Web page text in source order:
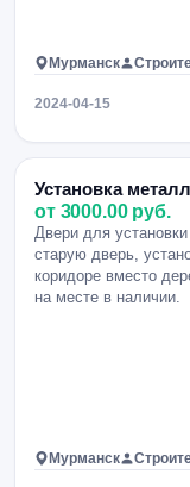
Мурманск
2024-04-15
Установка
от 3000.00 руб.
Двери для
старую дверь,
коридоре вместо
на месте в наличии.
Мурманск